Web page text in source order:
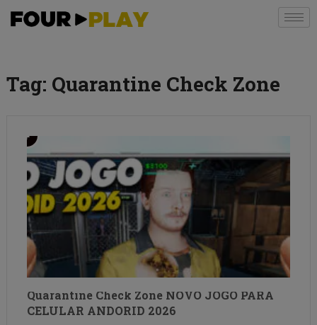
Tag: Quarantine Check Zone
Quarantine Check Zone NOVO JOGO PARA
CELULAR ANDORID 2026